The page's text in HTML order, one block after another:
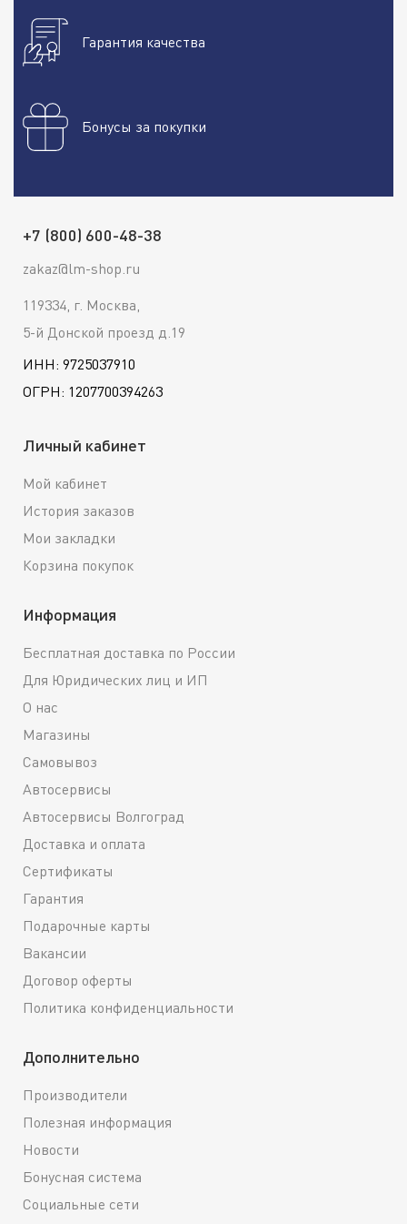
Гарантия качества
Бонусы за покупки
+7 (800) 600-48-38
zakaz@lm-shop.ru
119334, г. Москва,
5-й Донской проезд д.19
ИНН: 9725037910
ОГРН: 1207700394263
Личный кабинет
Мой кабинет
История заказов
Мои закладки
Корзина покупок
Информация
Бесплатная доставка по России
Для Юридических лиц и ИП
О нас
Магазины
Самовывоз
Автосервисы
Автосервисы Волгоград
Доставка и оплата
Сертификаты
Гарантия
Подарочные карты
Вакансии
Договор оферты
Политика конфиденциальности
Дополнительно
Производители
Полезная информация
Новости
Бонусная система
Социальные сети